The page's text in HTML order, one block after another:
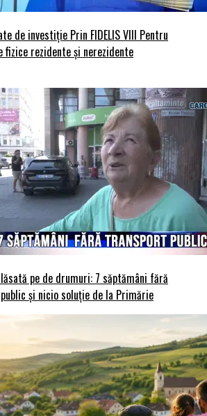
de investiție Prin FIDELIS VIII Pentru
fizice rezidente și nerezidente
pe de drumuri: 7 săptămâni fără
și nicio soluție de la Primărie